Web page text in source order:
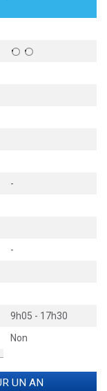
-
-
9h05 - 17h30
Non
UN AN